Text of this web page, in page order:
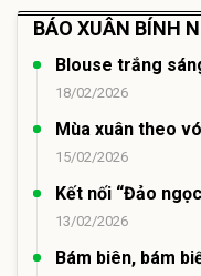
BÁO XUÂN BÍNH
Blouse trắng
18/02/2026
Mùa xuân theo
15/02/2026
Kết nối “Đảo
13/02/2026
Bám biên, bám